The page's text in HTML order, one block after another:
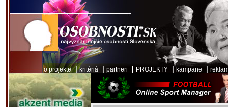
o projekte|kritériá partneri PROJEKTY kampane